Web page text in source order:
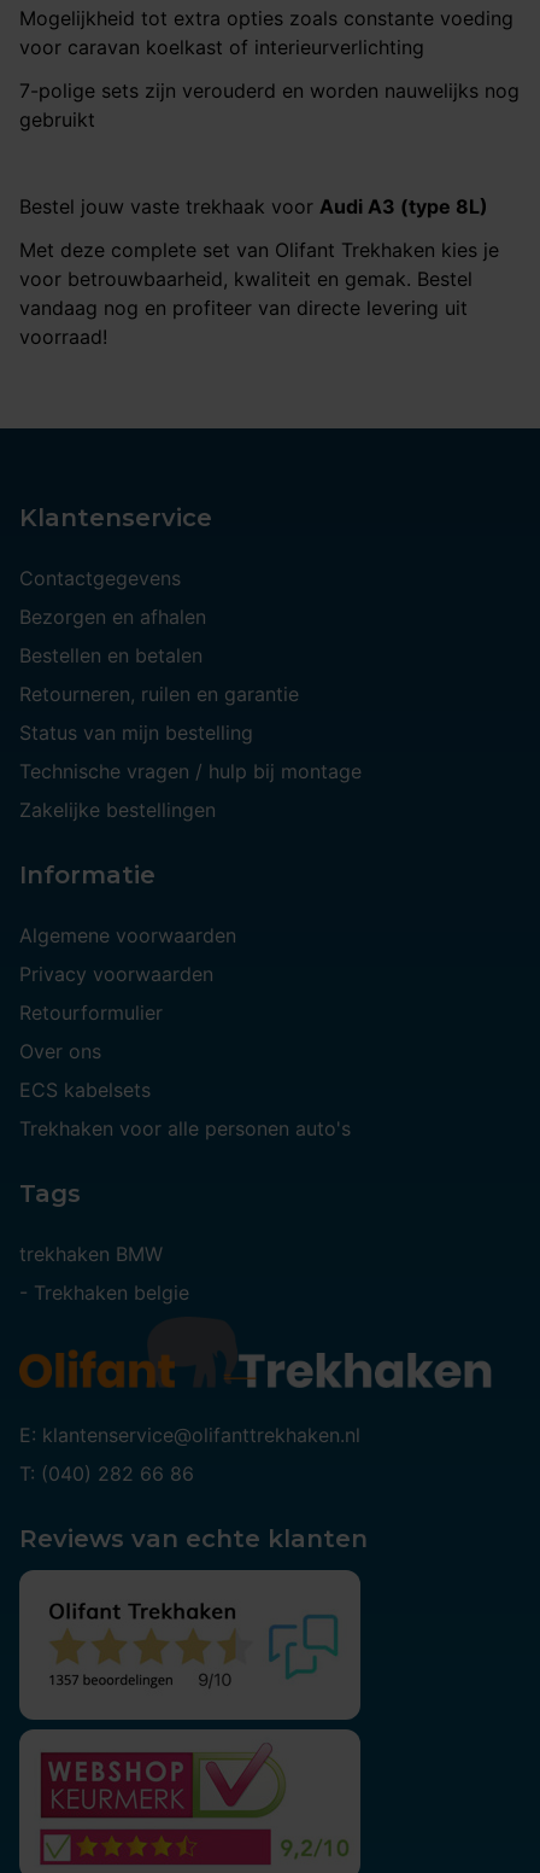
Mogelijkheid tot extra opties zoals constante voeding
voor caravan koelkast of interieurverlichting
7-polige sets zijn verouderd en worden nauwelijks nog
gebruikt
Bestel jouw vaste trekhaak voor Audi A3 (type 8L)
Met deze complete set van Olifant Trekhaken kies je
voor betrouwbaarheid, kwaliteit en gemak. Bestel
vandaag nog en profiteer van directe levering uit
voorraad!
Klantenservice
Contactgegevens
Bezorgen en afhalen
Bestellen en betalen
Retourneren, ruilen en garantie
Status van mijn bestelling
Technische vragen / hulp bij montage
Zakelijke bestellingen
Informatie
Algemene voorwaarden
Privacy voorwaarden
Retourformulier
Over ons
ECS kabelsets
Trekhaken voor alle personen auto's
Tags
trekhaken BMW
- Trekhaken belgie
E: klantenservice@olifanttrekhaken.nl
T: (040) 282 66 86
Reviews van echte klanten